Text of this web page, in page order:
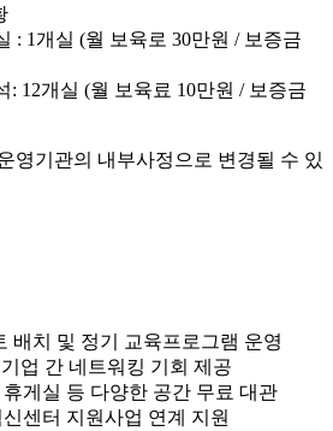
: 1개실 (월 보육로 30만원 / 보증금
: 12개실 (월 보육료 10만원 / 보증금
영기관의 내부사정으로 변경될 수 있
배치 및 정기 교육프로그램 운영
업 간 네트워킹 기회 제공
게실 등 다양한 공간 무료 대관
센터 지원사업 연계 지원